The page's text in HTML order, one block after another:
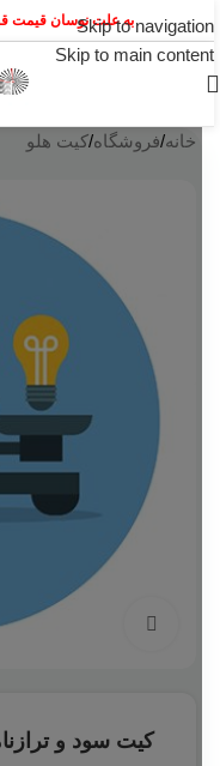
Skip to navigation
Skip to main content
به علت نوسان قیمت
خانه/فروشگاه/کیت هلو
بزرگنمایی تصویر
کیت سود و